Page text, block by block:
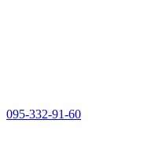
095-332-91-60